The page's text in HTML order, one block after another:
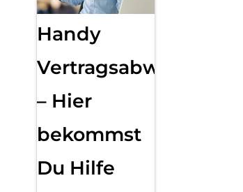
Handy
Vertragsabwicklung
– Hier
bekommst
Du Hilfe